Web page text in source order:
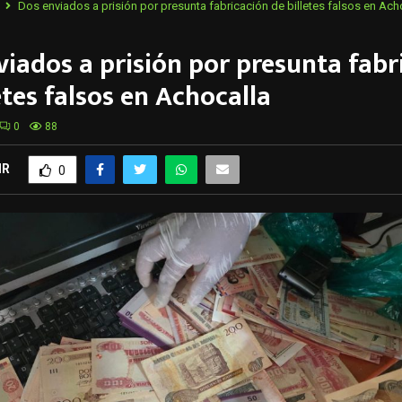
Dos enviados a prisión por presunta fabricación de billetes falsos en
a prisión por presunta
falsos en Achocalla
0 88
0